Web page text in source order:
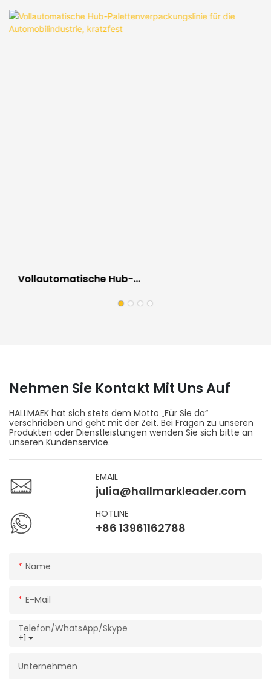
Vollautomatische Hub-
Automobilindustrie, Kratzfest
Nehmen Sie Kontakt Mit Uns Auf
HALLMAEK hat sich stets dem Motto „Für Sie da“
verschrieben und geht mit der Zeit. Bei Fragen zu unseren
Produkten oder Dienstleistungen wenden Sie sich bitte an
unseren Kundenservice.
EMAIL
julia@hallmarkleader.com
HOTLINE
+86 13961162788
Name
E-Mail
+1
Telefon/WhatsApp/Skype
Unternehmen